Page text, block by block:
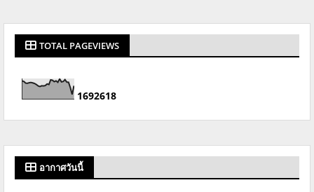
TOTAL PAGEVIEWS
1692618
อากาศวันนี้